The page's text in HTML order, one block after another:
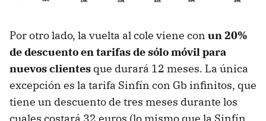
Por otro lado, la vuelta al cole viene con un 20%
de descuento en tarifas de sólo móvil para
nuevos clientes que durará 12 meses. La única
excepción es la tarifa Sinfín con Gb infinitos, que
tiene un descuento de tres meses durante los
cuales costará 32 euros (lo mismo que la Sinfín